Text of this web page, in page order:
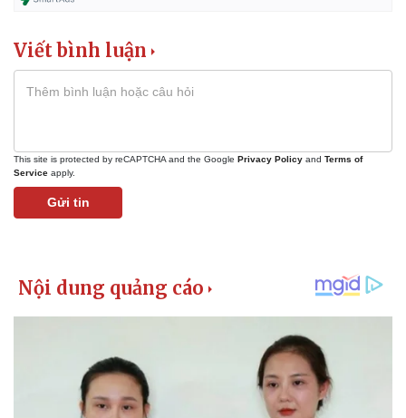
Viết bình luận
This site is protected by reCAPTCHA and the Google Privacy Policy and Terms of
Service apply.
Gửi tin